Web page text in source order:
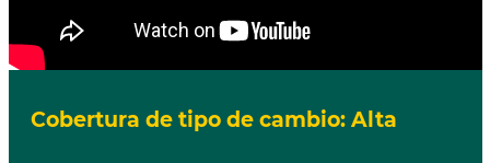
Cobertura de tipo de cambio: Alta